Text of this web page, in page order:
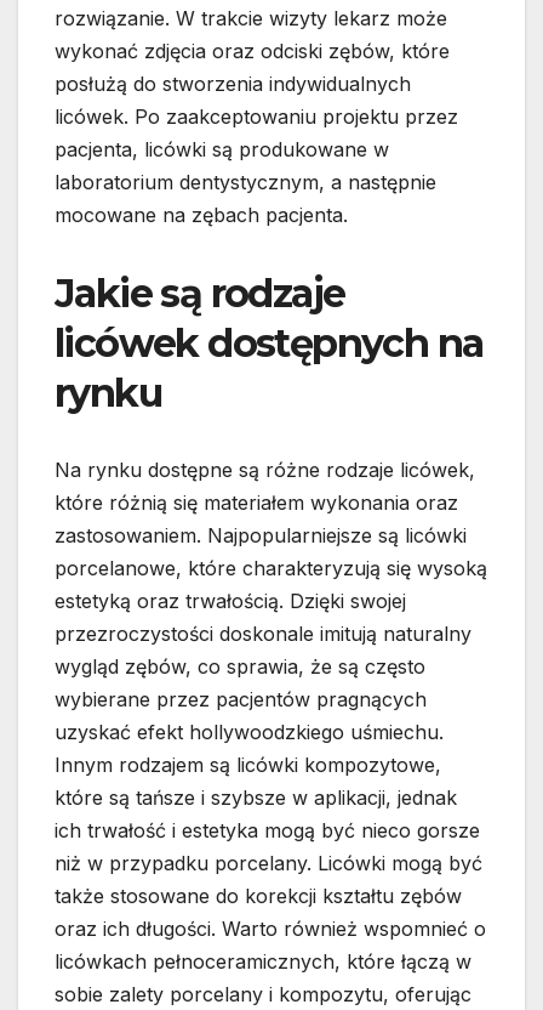
rozwiązanie. W trakcie wizyty lekarz może
wykonać zdjęcia oraz odciski zębów, które
posłużą do stworzenia indywidualnych
licówek. Po zaakceptowaniu projektu przez
pacjenta, licówki są produkowane w
laboratorium dentystycznym, a następnie
mocowane na zębach pacjenta.
Jakie są rodzaje
licówek dostępnych na
rynku
Na rynku dostępne są różne rodzaje licówek,
które różnią się materiałem wykonania oraz
zastosowaniem. Najpopularniejsze są licówki
porcelanowe, które charakteryzują się wysoką
estetyką oraz trwałością. Dzięki swojej
przezroczystości doskonale imitują naturalny
wygląd zębów, co sprawia, że są często
wybierane przez pacjentów pragnących
uzyskać efekt hollywoodzkiego uśmiechu.
Innym rodzajem są licówki kompozytowe,
które są tańsze i szybsze w aplikacji, jednak
ich trwałość i estetyka mogą być nieco gorsze
niż w przypadku porcelany. Licówki mogą być
także stosowane do korekcji kształtu zębów
oraz ich długości. Warto również wspomnieć o
licówkach pełnoceramicznych, które łączą w
sobie zalety porcelany i kompozytu, oferując